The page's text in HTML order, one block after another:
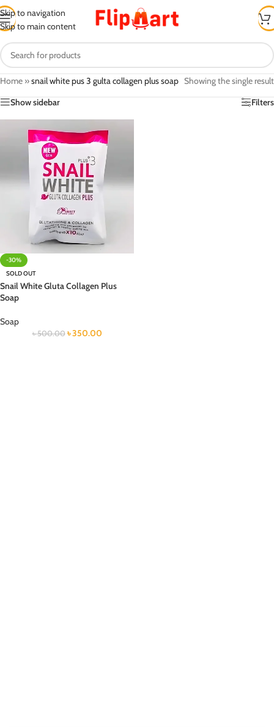
Skip to navigation
Skip to main content
Home »snail white pus 3 gulta collagen plus soap Showing the single result
Show sidebar
Filters
-30%
SOLD OUT
Snail White Gluta Collagen Plus
Soap
Soap
৳500.00 ৳350.00